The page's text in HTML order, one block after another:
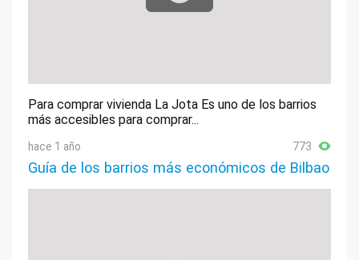
Para comprar vivienda La Jota Es uno de los barrios
más accesibles para comprar...
hace 1 año 773
Guía de los barrios más económicos de Bilbao